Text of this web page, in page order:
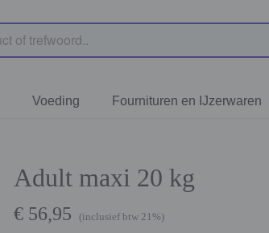
Voeding Fournituren en IJzerwaren
Adult maxi 20 kg
€ 56,95 (inclusief btw 21%)